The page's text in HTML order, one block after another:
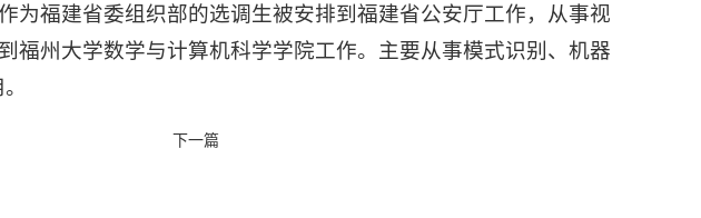
为福建省委组织部的选调生被安排到福建省公安厅工作，从事视
福州大学数学与计算机科学学院工作。主要从事模式识别、机器
下一篇